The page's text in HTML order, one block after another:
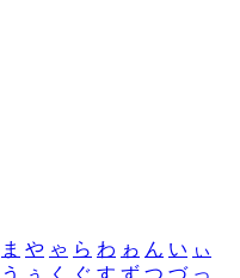
ま や ゃ ら わ ゎ ん い ぃ